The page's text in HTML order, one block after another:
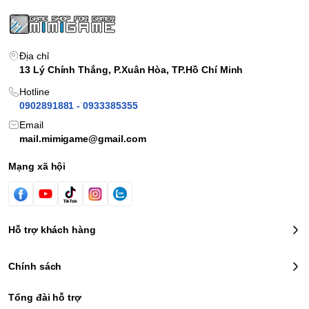
Địa chỉ
13 Lý Chính Thắng, P.Xuân Hòa, TP.Hồ Chí Minh
Hotline
0902891881 - 0933385355
Email
mail.mimigame@gmail.com
Mạng xã hội
Hỗ trợ khách hàng
Chính sách
Tổng đài hỗ trợ